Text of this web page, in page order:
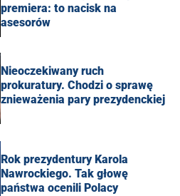
premiera: to nacisk na
asesorów
Nieoczekiwany ruch
prokuratury. Chodzi o sprawę
znieważenia pary prezydenckiej
Rok prezydentury Karola
Nawrockiego. Tak głowę
państwa ocenili Polacy